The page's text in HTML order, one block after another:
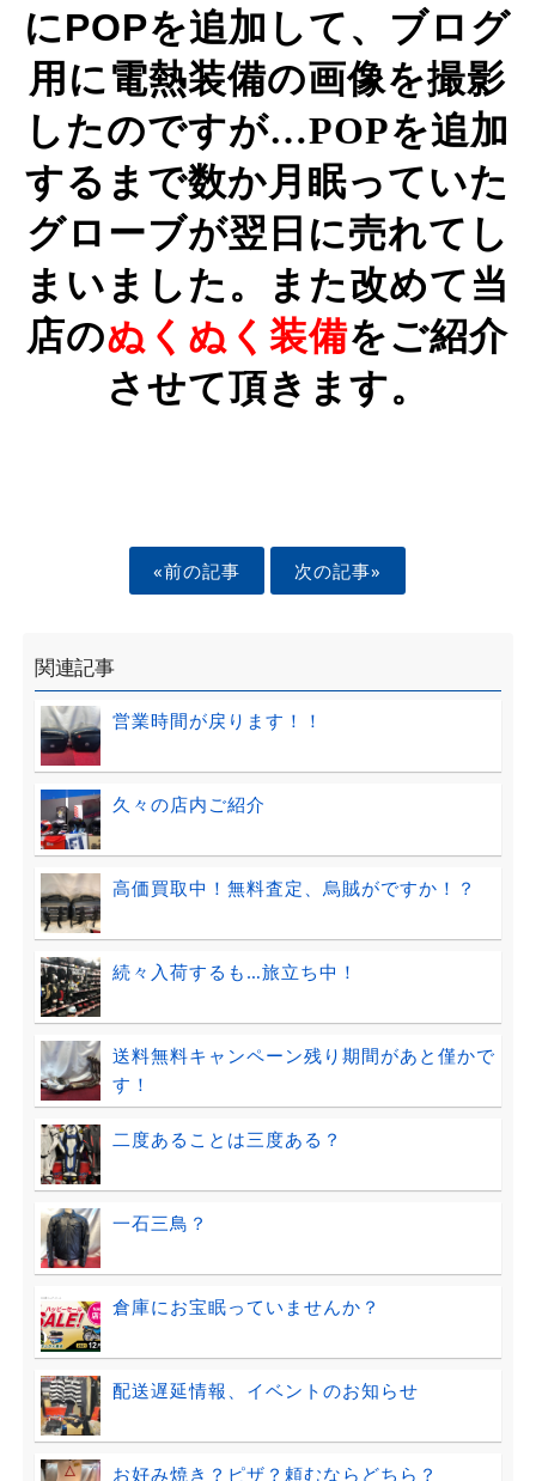
にPOPを追加して、 ブログ
用に電熱装備の画像を撮影
したのですが…POPを追加
するまで数か月眠っていた
グローブが翌日に売れてし
まいました。また改めて当
店のぬくぬく装備をご紹介
させて頂きます。
«前の記事 次の記事»
関連記事
営業時間が戻ります！！
久々の店内ご紹介
高価買取中！無料査定、烏賊がですか！？
続々入荷するも…旅立ち中！
送料無料キャンペーン残り期間があと僅かで
す！
二度あることは三度ある？
一石三鳥？
倉庫にお宝眠っていませんか？
配送遅延情報、イベントのお知らせ
お好み焼き？ピザ？頼むならどちら？